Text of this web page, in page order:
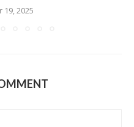
2025